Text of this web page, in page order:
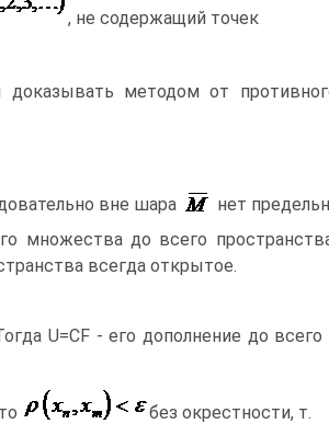
, не содержащий точек
методом от
вне шара
нет
множества до всего
всегда открытое.
U=CF - его дополнение до
без окрестности, т.